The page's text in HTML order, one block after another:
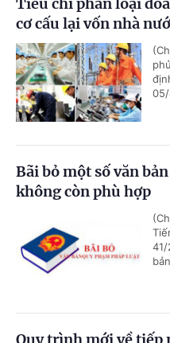
Tiêu chí phân loại
cơ cấu lại vốn nhà
Bãi bỏ một số văn
không còn phù hợp